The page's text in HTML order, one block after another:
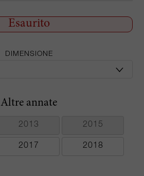
Esaurito
DIMENSIONE
Altre annate
2013 2015
2017 2018